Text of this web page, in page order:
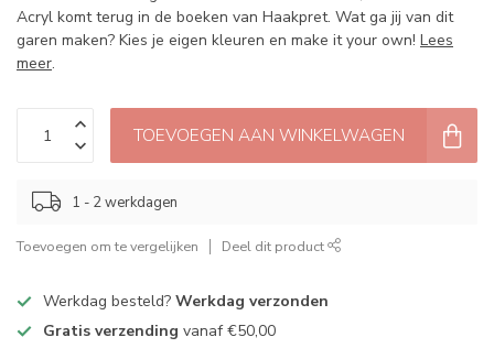
Acryl komt terug in de boeken van Haakpret. Wat ga jij van dit
garen maken? Kies je eigen kleuren en make it your own! Lees
meer.
TOEVOEGEN AAN WINKELWAGEN
1 - 2 werkdagen
Toevoegen om te vergelijken Deel dit product
Werkdag besteld? Werkdag verzonden
Gratis verzending vanaf €50,00